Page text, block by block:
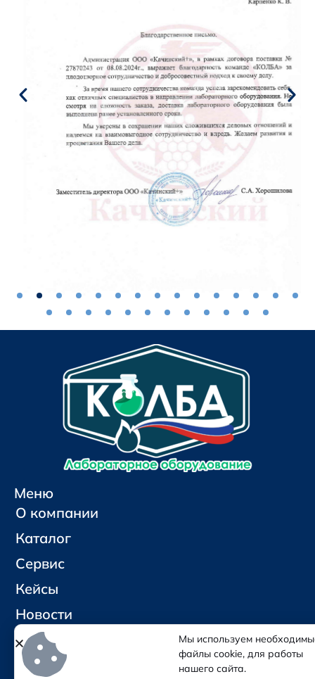
Меню
О компании
Каталог
Сервис
Кейсы
Новости
Контакты
Социальные сети и контакты
Мы используем
файлы cookie, для работы
нашего сайта.